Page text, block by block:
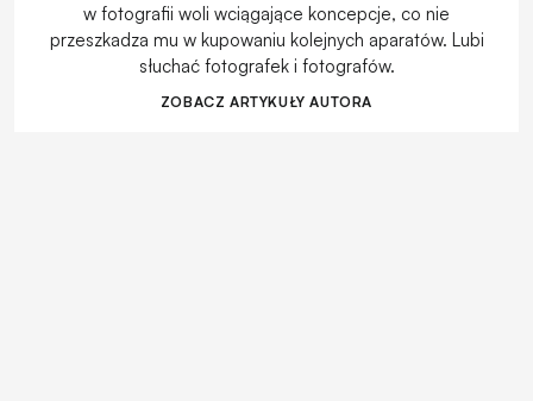
w fotografii woli wciągające koncepcje, co nie
przeszkadza mu w kupowaniu kolejnych aparatów. Lubi
słuchać fotografek i fotografów.
ZOBACZ ARTYKUŁY AUTORA